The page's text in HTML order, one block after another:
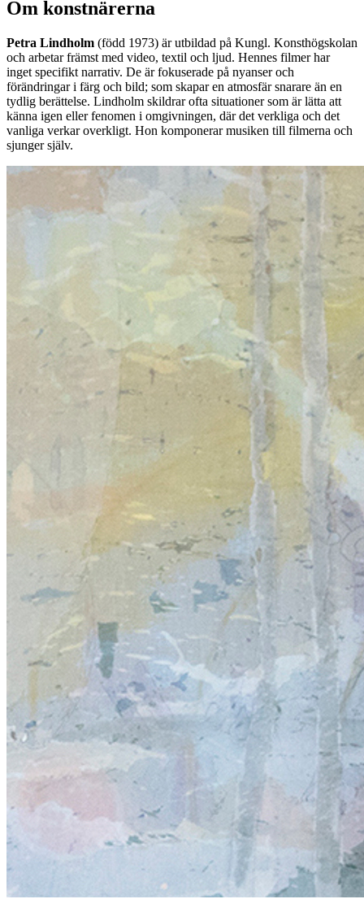
Om konstnärerna
Petra Lindholm (född 1973) är utbildad på Kungl. Konsthögskolan
och arbetar främst med video, textil och ljud. Hennes filmer har
inget specifikt narrativ. De är fokuserade på nyanser och
förändringar i färg och bild; som skapar en atmosfär snarare än en
tydlig berättelse. Lindholm skildrar ofta situationer som är lätta att
känna igen eller fenomen i omgivningen, där det verkliga och det
vanliga verkar overkligt. Hon komponerar musiken till filmerna och
sjunger själv.